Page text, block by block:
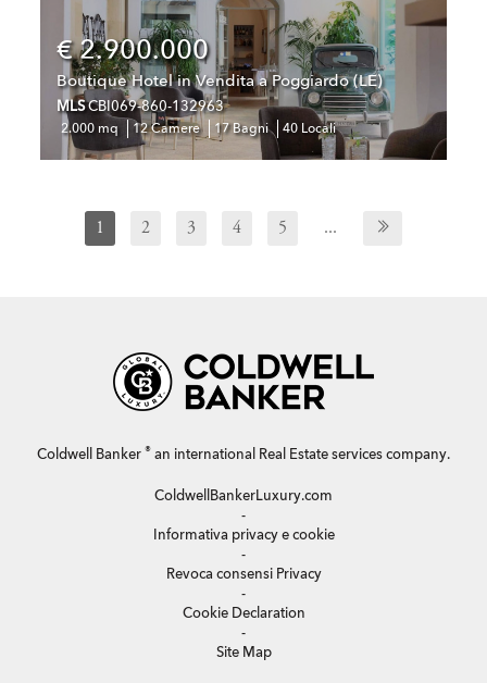
€ 2.900.000
Boutique Hotel in Vendita a Poggiardo (LE)
MLSCBI069-860-132963
2.000 mq 12 Camere 17 Bagni 40 Locali
1 2 3 4 5 ...
Coldwell Banker ® an international Real Estate services company.
ColdwellBankerLuxury.com
-
Informativa privacy e cookie
-
Revoca consensi Privacy
-
Cookie Declaration
-
Site Map